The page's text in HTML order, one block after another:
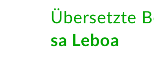
Übersetzte
sa Leboa